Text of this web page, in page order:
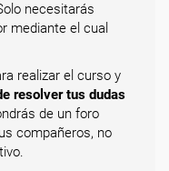
necesitarás
mediante el cual
realizar el curso y
resolver tus dudas
de un foro
compañeros, no